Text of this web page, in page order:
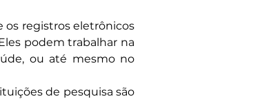
os registros eletrônicos
podem trabalhar na
ou até mesmo no
de pesquisa são